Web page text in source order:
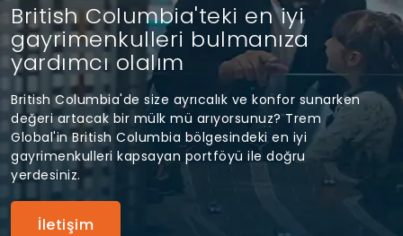
British Columbia'teki en iyi
gayrimenkulleri bulmanıza
yardımcı olalım
British Columbia'de size ayrıcalık ve konfor sunarken
değeri artacak bir mülk mü arıyorsunuz? Trem
Global'in British Columbia bölgesindeki en iyi
gayrimenkulleri kapsayan portföyü ile doğru
yerdesiniz.
İletişim